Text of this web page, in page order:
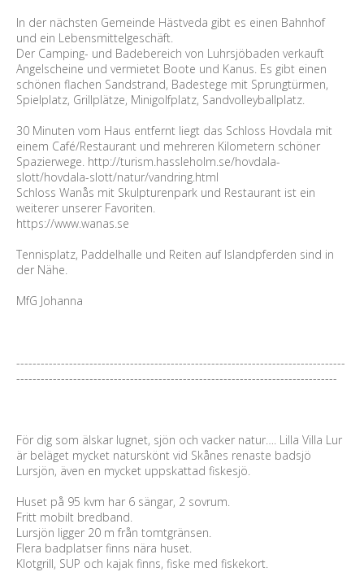
In der nächsten Gemeinde Hästveda gibt es einen Bahnhof
und ein Lebensmittelgeschäft.
Der Camping- und Badebereich von Luhrsjöbaden verkauft
Angelscheine und vermietet Boote und Kanus. Es gibt einen
schönen flachen Sandstrand, Badestege mit Sprungtürmen,
Spielplatz, Grillplätze, Minigolfplatz, Sandvolleyballplatz.
30 Minuten vom Haus entfernt liegt das Schloss Hovdala mit
einem Café/Restaurant und mehreren Kilometern schöner
Spazierwege. http://turism.hassleholm.se/hovdala-
slott/hovdala-slott/natur/vandring.html
Schloss Wanås mit Skulpturenpark und Restaurant ist ein
weiterer unserer Favoriten.
https://www.wanas.se
Tennisplatz, Paddelhalle und Reiten auf Islandpferden sind in
der Nähe.
MfG Johanna
---------------------------------------------------------------------------------
-------------------------------------------------------------------------------
För dig som älskar lugnet, sjön och vacker natur…. Lilla Villa Lur
är beläget mycket naturskönt vid Skånes renaste badsjö
Lursjön, även en mycket uppskattad fiskesjö.
Huset på 95 kvm har 6 sängar, 2 sovrum.
Fritt mobilt bredband.
Lursjön ligger 20 m från tomtgränsen.
Flera badplatser finns nära huset.
Klotgrill, SUP och kajak finns, fiske med fiskekort.